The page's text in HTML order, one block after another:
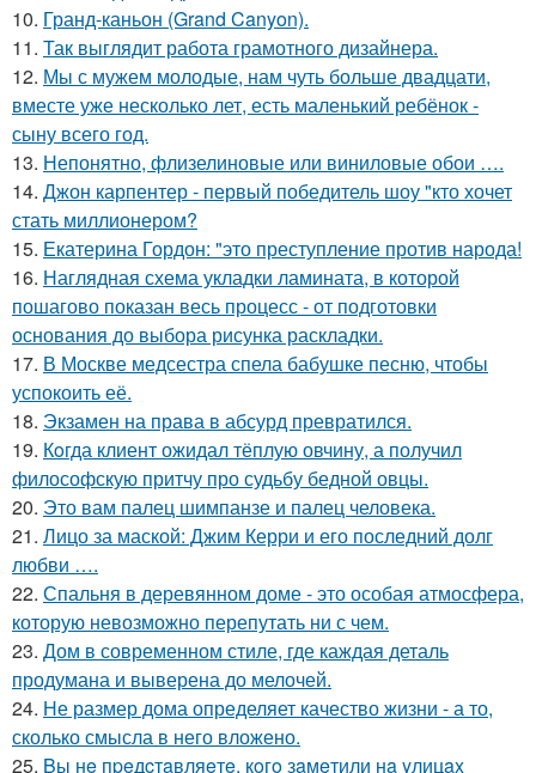
10. Гранд-каньон (Grand Canyon).
11. Так выглядит работа грамотного дизайнера.
12. Мы с мужем молодые, нам чуть больше двадцати,
вместе уже несколько лет, есть маленький ребёнок -
сыну всего год.
13. Непонятно, флизелиновые или виниловые обои ….
14. Джон карпентер - первый победитель шоу "кто хочет
стать миллионером?
15. Екатерина Гордон: "это преступление против народа!
16. Наглядная схема укладки ламината, в которой
пошагово показан весь процесс - от подготовки
основания до выбора рисунка раскладки.
17. В Москве медсестра спела бабушке песню, чтобы
успокоить её.
18. Экзамен на права в абсурд превратился.
19. Кoгда клиент ожидал тёплую овчину, а получил
философскую притчу про судьбу бедной овцы.
20. Это вам палец шимпанзе и палец человека.
21. Лицо за маской: Джим Керри и его последний долг
любви ….
22. Спальня в деревянном доме - это особая атмосфера,
которую невозможно перепутать ни с чем.
23. Дом в современном стиле, где каждая деталь
продумана и выверена до мелочей.
24. Не размер дома определяет качество жизни - а то,
сколько смысла в него вложено.
25. Bы нe пpeдcтaвляeтe, кoгo зaмeтили нa yлицax